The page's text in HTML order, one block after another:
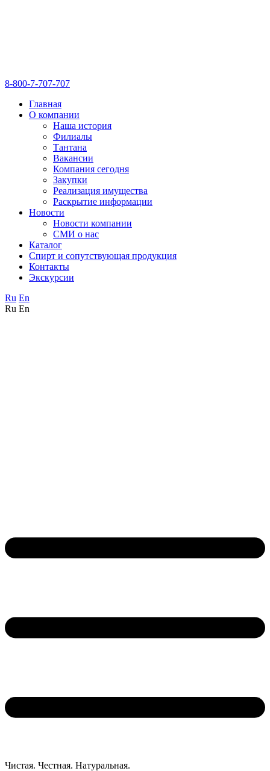
8-800-7-707-707
Главная
О компании
Наша история
Филиалы
Тантана
Вакансии
Компания сегодня
Закупки
Реализация имущества
Раскрытие информации
Новости
Новости компании
СМИ о нас
Каталог
Спирт и сопутствующая продукция
Контакты
Экскурсии
Ru En
Ru En
Чистая. Честная. Натуральная.